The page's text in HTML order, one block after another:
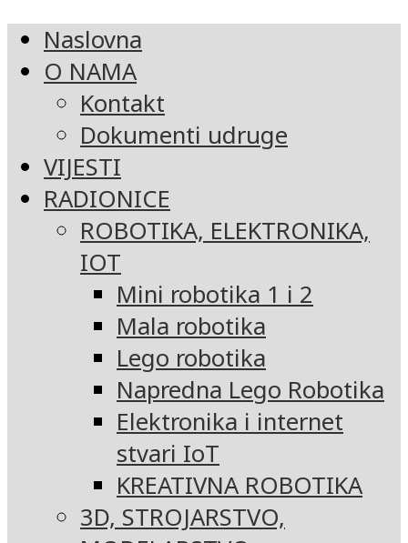
Naslovna
O NAMA
Kontakt
Dokumenti udruge
VIJESTI
RADIONICE
ROBOTIKA, ELEKTRONIKA,
IOT
Mini robotika 1 i 2
Mala robotika
Lego robotika
Napredna Lego Robotika
Elektronika i internet
stvari IoT
KREATIVNA ROBOTIKA
3D, STROJARSTVO,